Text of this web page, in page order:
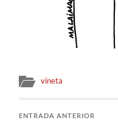
vineta
ENTRADA ANTERIOR